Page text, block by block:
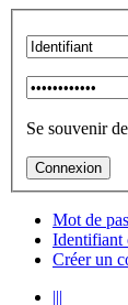
Se souvenir
Mot de
Identifiant
Créer un
|||